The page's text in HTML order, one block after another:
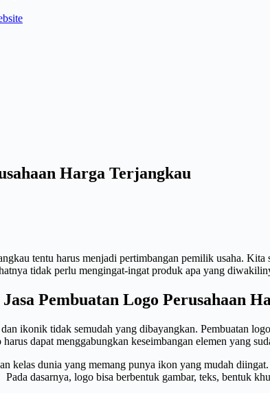
Harga Terjangkau
tentu harus menjadi pertimbangan pemilik usaha.
tidak perlu mengingat-ingat produk apa yang
Pembuatan Logo Perusahaan
ikonik tidak semudah yang dibayangkan. Pembuatan
dapat menggabungkan keseimbangan elemen yang
kelas dunia yang memang punya ikon yang mudah
dasarnya, logo bisa berbentuk gambar, teks, bentuk